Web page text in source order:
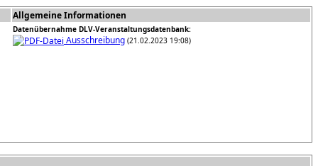
Allgemeine Informationen
Datenübernahme DLV-Veranstaltungsdatenbank:
Ausschreibung (21.02.2023 19:08)